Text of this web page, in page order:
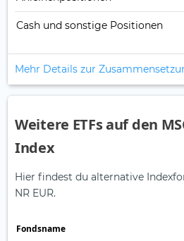
Cash und sonstige Positionen
Mehr Details zur
Weitere ETFs auf den
Index
Hier findest du alternative
NR EUR.
Fonds­name